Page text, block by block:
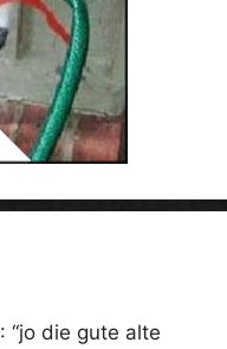
: “jo die gute alte